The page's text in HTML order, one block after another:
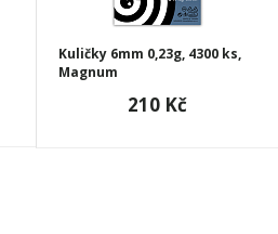
Kuličky 6mm 0,23g, 4300 ks,
Magnum
210 Kč